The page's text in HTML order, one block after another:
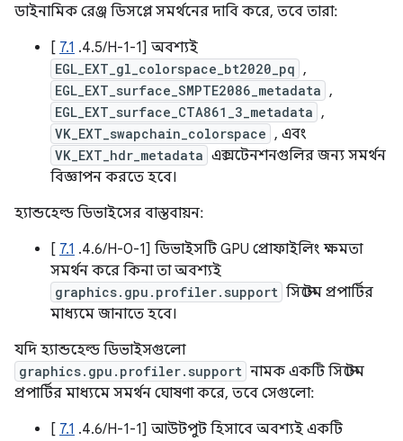
ডাইনামিক রেঞ্জ ডিসপ্লে সমর্থনের দাবি করে, তবে তারা:
[ 7.1 .4.5/H-1-1] অবশ্যই
EGL_EXT_gl_colorspace_bt2020_pq ,
EGL_EXT_surface_SMPTE2086_metadata ,
EGL_EXT_surface_CTA861_3_metadata ,
VK_EXT_swapchain_colorspace , এবং
VK_EXT_hdr_metadata এক্সটেনশনগুলির জন্য সমর্থন
বিজ্ঞাপন করতে হবে।
হ্যান্ডহেল্ড ডিভাইসের বাস্তবায়ন:
[ 7.1 .4.6/H-0-1] ডিভাইসটি GPU প্রোফাইলিং ক্ষমতা
সমর্থন করে কিনা তা অবশ্যই
graphics.gpu.profiler.support সিস্টেম প্রপার্টির
মাধ্যমে জানাতে হবে।
যদি হ্যান্ডহেল্ড ডিভাইসগুলো
graphics.gpu.profiler.support নামক একটি সিস্টেম
প্রপার্টির মাধ্যমে সমর্থন ঘোষণা করে, তবে সেগুলো:
[ 7.1 .4.6/H-1-1] আউটপুট হিসাবে অবশ্যই একটি